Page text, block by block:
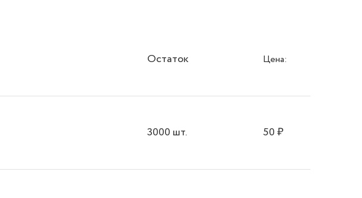
Остаток Цена:
3000 шт. 50₽